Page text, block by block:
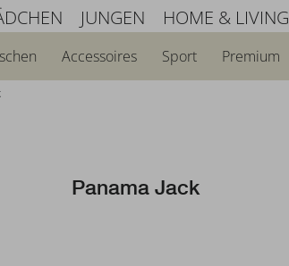
JUNGEN HOME & LIVING
Accessoires Sport Premium
Panama Jack